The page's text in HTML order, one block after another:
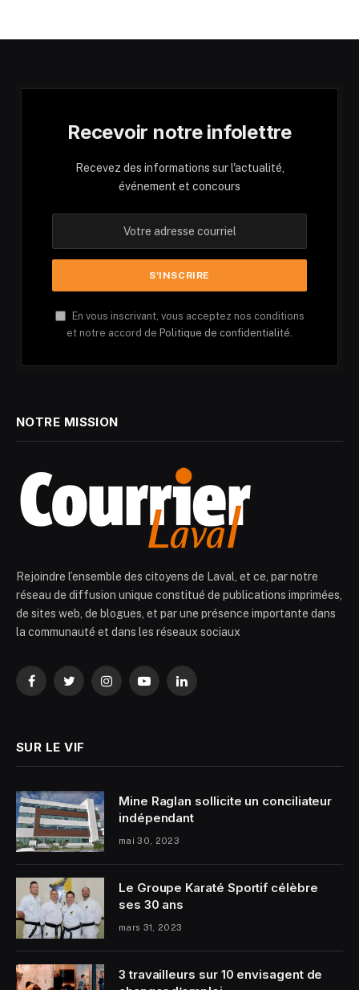
Recevoir notre infolettre
Recevez des informations sur l'actualité,
événement et concours
En vous inscrivant, vous acceptez nos conditions
et notre accord de Politique de confidentialité.
NOTRE MISSION
Rejoindre l’ensemble des citoyens de Laval, et ce, par notre
réseau de diffusion unique constitué de publications imprimées,
de sites web, de blogues, et par une présence importante dans
la communauté et dans les réseaux sociaux
FacebookTwitterInstagramYouTubeLinkedIn
SUR LE VIF
Mine Raglan sollicite un conciliateur
indépendant
mai 30, 2023
Le Groupe Karaté Sportif célèbre
ses 30 ans
mars 31, 2023
3 travailleurs sur 10 envisagent de